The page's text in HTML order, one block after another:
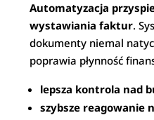
Automatyzacja
wystawiania faktur.
dokumenty niemal
poprawia płynność
lepsza kontrola nad
szybsze reagowanie